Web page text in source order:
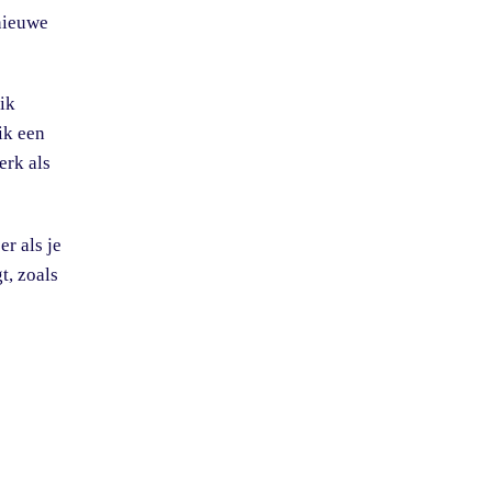
een
als
als je
zoals